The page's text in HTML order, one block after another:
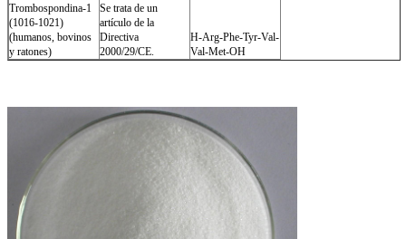
Trombospondina-1
(1016-1021)
(humanos, bovinos
y ratones)
Se trata de un
artículo de la
Directiva
2000/29/CE.
H-Arg-Phe-Tyr-Val-
Val-Met-OH